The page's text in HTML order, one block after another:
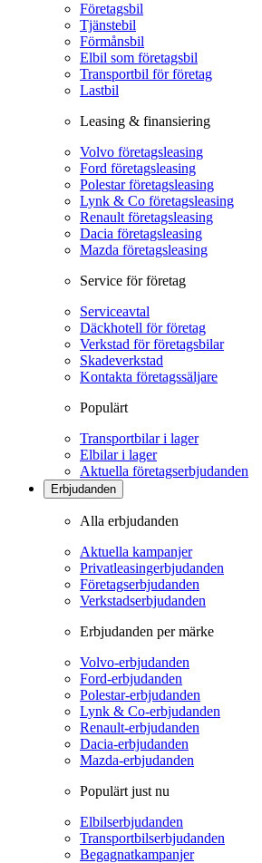
Företagsbil
Tjänstebil
Förmånsbil
Elbil som företagsbil
Transportbil för företag
Lastbil
Leasing & finansiering
Volvo företagsleasing
Ford företagsleasing
Polestar företagsleasing
Lynk & Co företagsleasing
Renault företagsleasing
Dacia företagsleasing
Mazda företagsleasing
Service för företag
Serviceavtal
Däckhotell för företag
Verkstad för företagsbilar
Skadeverkstad
Kontakta företagssäljare
Populärt
Transportbilar i lager
Elbilar i lager
Aktuella företagserbjudanden
Erbjudanden
Alla erbjudanden
Aktuella kampanjer
Privatleasingerbjudanden
Företagserbjudanden
Verkstadserbjudanden
Erbjudanden per märke
Volvo-erbjudanden
Ford-erbjudanden
Polestar-erbjudanden
Lynk & Co-erbjudanden
Renault-erbjudanden
Dacia-erbjudanden
Mazda-erbjudanden
Populärt just nu
Elbilserbjudanden
Transportbilserbjudanden
Begagnatkampanjer